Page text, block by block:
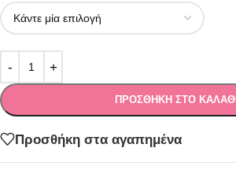
ΠΡΟΣΘΉΚΗ ΣΤΟ ΚΑΛΆΘΙ
Προσθήκη στα αγαπημένα